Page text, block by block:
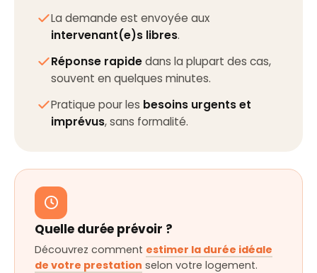
La demande est envoyée aux
intervenant(e)s libres.
Réponse rapidedans la plupart des cas,
souvent en quelques minutes.
Pratique pour les besoins urgents et
imprévus, sans formalité.
Quelle durée prévoir ?
Découvrez comment estimer la durée idéale
de votre prestation selon votre logement.